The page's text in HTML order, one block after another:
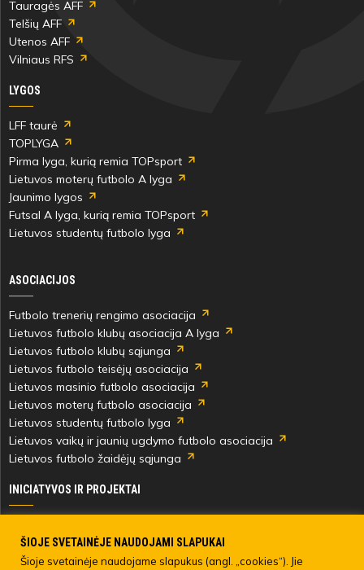
Tauragės AFF
Telšių AFF
Utenos AFF
Vilniaus RFS
LYGOS
LFF taurė
TOPLYGA
Pirma lyga, kurią remia TOPsport
Lietuvos moterų futbolo A lyga
Jaunimo lygos
Futsal A lyga, kurią remia TOPsport
Lietuvos studentų futbolo lyga
ASOCIACIJOS
Futbolo trenerių rengimo asociacija
Lietuvos futbolo klubų asociacija A lyga
Lietuvos futbolo klubų sąjunga
Lietuvos futbolo teisėjų asociacija
Lietuvos masinio futbolo asociacija
Lietuvos moterų futbolo asociacija
Lietuvos studentų futbolo lyga
Lietuvos vaikų ir jaunių ugdymo futbolo asociacija
Lietuvos futbolo žaidėjų sąjunga
INICIATYVOS IR PROJEKTAI
Paramos fondai
Medicinos centras
ŠIOJE SVETAINĖJE NAUDOJAMI SLAPUKAI
Šioje svetainėje naudojame slapukus (angl. „cookies“). Jie